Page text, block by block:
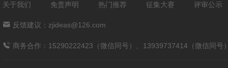
关于我们 免责声明 热门推荐 征集大赛 评审公示
反馈建议：zjideas@126.com
商务合作：15290222423（微信同号）、13939737414（微信同号